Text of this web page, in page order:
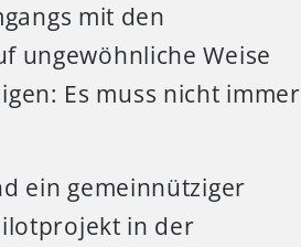
mit den
ungewöhnliche Weise
Es muss nicht immer
ein gemeinnütziger
in der